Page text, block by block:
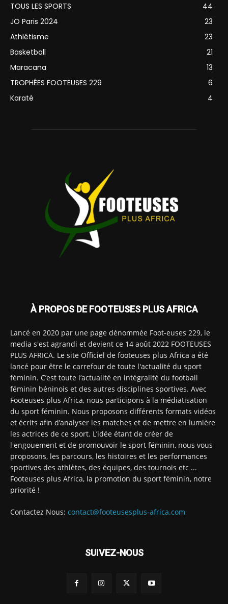
TOUS LES SPORTS
44
JO Paris 2024
23
Athlétisme
23
Basketball
21
Maracana
13
TROPHÉES FOOTEUSES 229
6
Karaté
4
À PROPOS DE FOOTEUSES PLUS AFRICA
Lancé en 2020 par une page dénommée Foot-euses 229, le
media s'est agrandi et devient ce 14 août 2022 FOOTEUSES
PLUS AFRICA. Le site Officiel de footeuses plus Africa a été
lancé pour être le carrefour de toute l'actualité du sport
féminin. C’est toute l’actualité en intégralité du football
féminin béninois et des autres disciplines sportives. Avec
Footeuses plus Africa, nous participons à la médiatisation
du sport féminin. Nous proposons différents formats vidéos
et écrits afin d’analyser les matches et de mettre en lumière
les actrices de ce sport. L’idée étant de créer de
l'engouement et de promouvoir le sport féminin, nous vous
proposons, les parcours, les histoires et les performances
sportives des athlètes, des équipes, des tournois etc ...
Footeuses plus Africa, la promotion du sport féminin, notre
priorité !
Contactez Nous: contact@footeusesplus-africa.com
SUIVEZ-NOUS